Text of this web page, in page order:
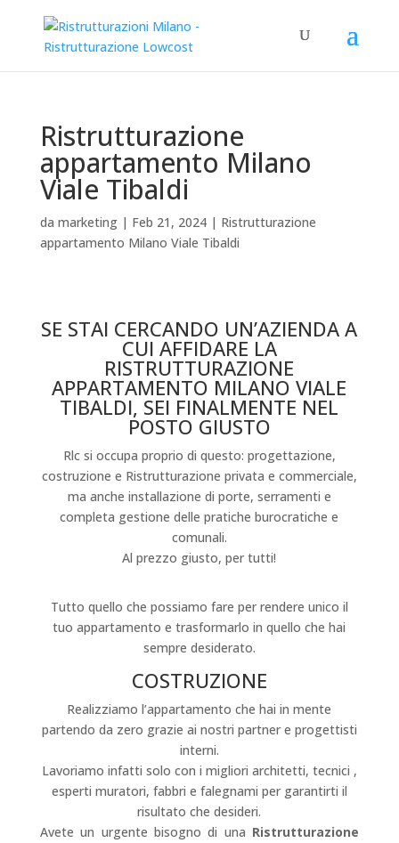
Ristrutturazione
appartamento Milano
Viale Tibaldi
da marketing| Feb 21, 2024| Ristrutturazione
appartamento Milano Viale Tibaldi
SE STAI CERCANDO UN’AZIENDA A
CUI AFFIDARE LA
RISTRUTTURAZIONE
APPARTAMENTO MILANO VIALE
TIBALDI, SEI FINALMENTE NEL
POSTO GIUSTO
Rlc si occupa proprio di questo: progettazione,
costruzione e Ristrutturazione privata e commerciale,
ma anche installazione di porte, serramenti e
completa gestione delle pratiche burocratiche e
comunali.
Al prezzo giusto, per tutti!
Tutto quello che possiamo fare per rendere unico il
tuo appartamento e trasformarlo in quello che hai
sempre desiderato.
COSTRUZIONE
Realizziamo l’appartamento che hai in mente
partendo da zero grazie ai nostri partner e progettisti
interni.
Lavoriamo infatti solo con i migliori architetti, tecnici ,
esperti muratori, fabbri e falegnami per garantirti il
risultato che desideri.
Avete un urgente bisogno di una Ristrutturazione